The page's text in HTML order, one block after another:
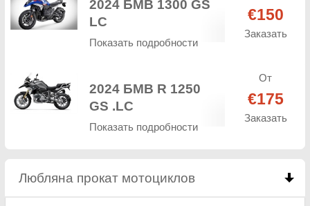
2024 БМВ 1300 GS
LC
Показать подробности
€150
Заказать
2024 БМВ R 1250
GS .LC
Показать подробности
От
€175
Заказать
Любляна прокат мотоциклов click to collapse